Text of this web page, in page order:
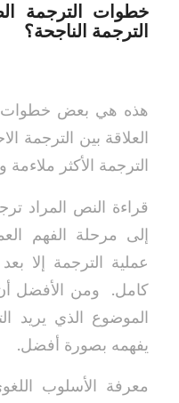
خطوات الترجمة
الترجمة الناجحة؟
هذه هي بعض خطوات
العلاقة بين الترجمة
الترجمة الأكثر
قراءة النص المراد
إلى مرحلة الفهم
عملية الترجمة إلا
كامل. ومن الأفضل أن
الموضوع الذي يريد
يفهمه بصورة أفضل.
معرفة الأسلوب